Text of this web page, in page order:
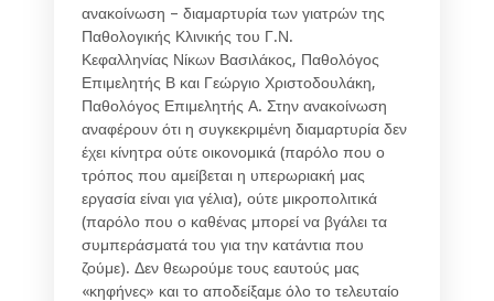
ανακοίνωση – διαμαρτυρία των γιατρών της
Παθολογικής Κλινικής του Γ.Ν.
Κεφαλληνίας Νίκων Βασιλάκος, Παθολόγος
Επιμελητής Β και Γεώργιο Χριστοδουλάκη,
Παθολόγος Επιμελητής Α. Στην ανακοίνωση
αναφέρουν ότι η συγκεκριμένη διαμαρτυρία δεν
έχει κίνητρα ούτε οικονομικά (παρόλο που ο
τρόπος που αμείβεται η υπερωριακή μας
εργασία είναι για γέλια), ούτε μικροπολιτικά
(παρόλο που ο καθένας μπορεί να βγάλει τα
συμπεράσματά του για την κατάντια που
ζούμε). Δεν θεωρούμε τους εαυτούς μας
«κηφήνες» και το αποδείξαμε όλο το τελευταίο